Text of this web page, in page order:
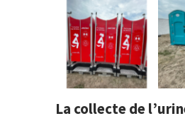
La collecte de